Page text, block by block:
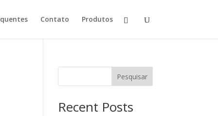
Contato Produtos
Pesquisar
Recent Posts